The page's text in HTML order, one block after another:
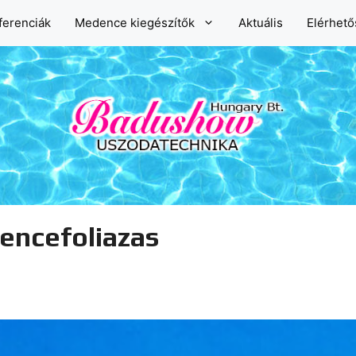
Medence kiegészítők Aktuális